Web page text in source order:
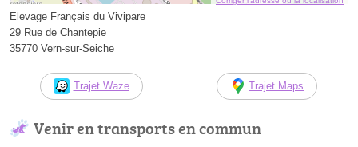
Elevage Français du Vivipare
29 Rue de Chantepie
35770 Vern-sur-Seiche
Trajet Waze Trajet Maps
Venir en transports en commun